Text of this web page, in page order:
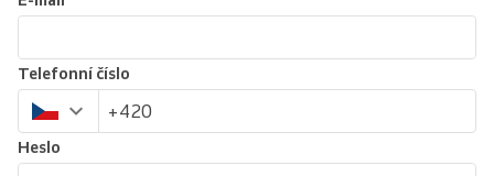
Telefonní číslo
Heslo